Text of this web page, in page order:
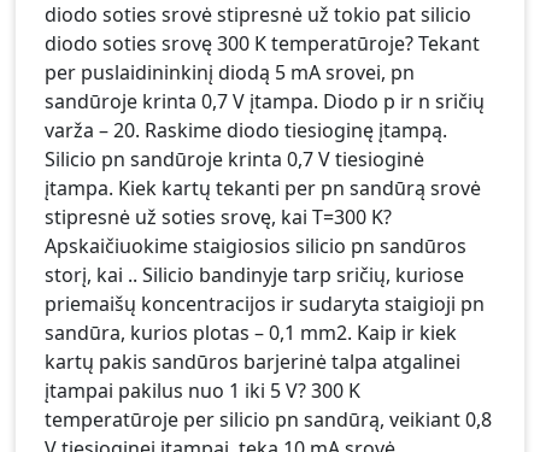
diodo soties srovė stipresnė už tokio pat silicio
diodo soties srovę 300 K temperatūroje? Tekant
per puslaidininkinį diodą 5 mA srovei, pn
sandūroje krinta 0,7 V įtampa. Diodo p ir n sričių
varža – 20. Raskime diodo tiesioginę įtampą.
Silicio pn sandūroje krinta 0,7 V tiesioginė
įtampa. Kiek kartų tekanti per pn sandūrą srovė
stipresnė už soties srovę, kai T=300 K?
Apskaičiuokime staigiosios silicio pn sandūros
storį, kai .. Silicio bandinyje tarp sričių, kuriose
priemaišų koncentracijos ir sudaryta staigioji pn
sandūra, kurios plotas – 0,1 mm2. Kaip ir kiek
kartų pakis sandūros barjerinė talpa atgalinei
įtampai pakilus nuo 1 iki 5 V? 300 K
temperatūroje per silicio pn sandūrą, veikiant 0,8